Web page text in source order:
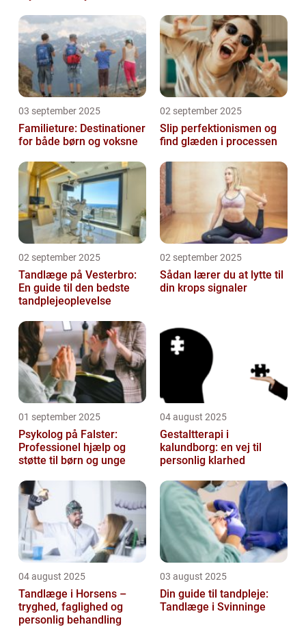
03 september 2025
Familieture: Destinationer
for både børn og voksne
02 september 2025
Slip perfektionismen og
find glæden i processen
02 september 2025
Tandlæge på Vesterbro:
En guide til den bedste
tandplejeoplevelse
02 september 2025
Sådan lærer du at lytte til
din krops signaler
01 september 2025
Psykolog på Falster:
Professionel hjælp og
støtte til børn og unge
04 august 2025
Gestaltterapi i
kalundborg: en vej til
personlig klarhed
04 august 2025
Tandlæge i Horsens –
tryghed, faglighed og
personlig behandling
03 august 2025
Din guide til tandpleje:
Tandlæge i Svinninge